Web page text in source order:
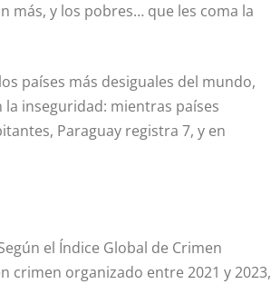
más, y los pobres… que les coma la
países más desiguales del mundo,
la inseguridad: mientras países
Paraguay registra 7, y en
el Índice Global de Crimen
crimen organizado entre 2021 y 2023,